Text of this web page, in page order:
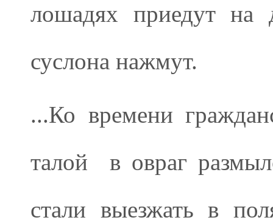
лошадях приедут
суслона нажмут.
...Ко времени
талой
в овраг
стали выезжать в